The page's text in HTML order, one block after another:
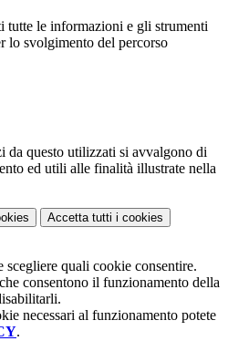
tutte le informazioni e gli strumenti
lo svolgimento del percorso
da questo utilizzati si avvalgono di
ed utili alle finalità illustrate nella
Accetta tutti i cookies
scegliere quali cookie consentire.
consentono il funzionamento della
necessari al funzionamento potete
.